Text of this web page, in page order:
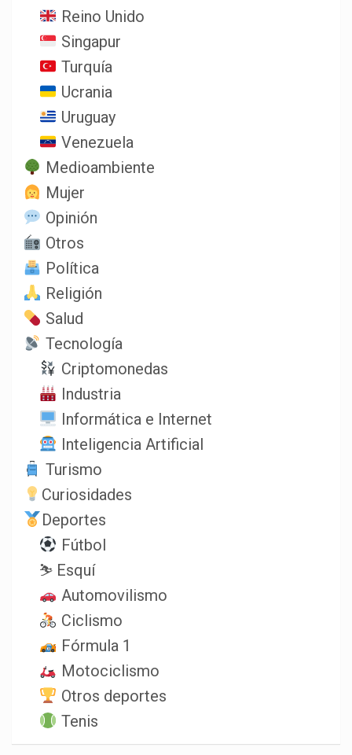
Reino Unido
Singapur
Turquía
Ucrania
Uruguay
Venezuela
Medioambiente
Mujer
Opinión
Otros
Política
Religión
Salud
Tecnología
Criptomonedas
Industria
Informática e Internet
Inteligencia Artificial
Turismo
Curiosidades
Deportes
Fútbol
⛷️ Esquí
Automovilismo
Ciclismo
Fórmula 1
Motociclismo
Otros deportes
Tenis